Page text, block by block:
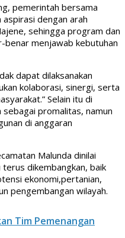
pemerintah bersama
dengan arah
sehingga program dan
benar menjawab kebutuhan
dapat dilaksanakan
kolaborasi, sinergi, serta
Selain itu di
sebagai promalitas, namun
di anggaran
Malunda dinilai
dikembangkan, baik
ekonomi,pertanian,
pengembangan wilayah.
Tim Pemenangan